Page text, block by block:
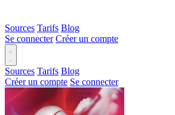
Sources Tarifs Blog
Se connecter Créer un compte
Sources Tarifs Blog
Créer un compte Se connecter